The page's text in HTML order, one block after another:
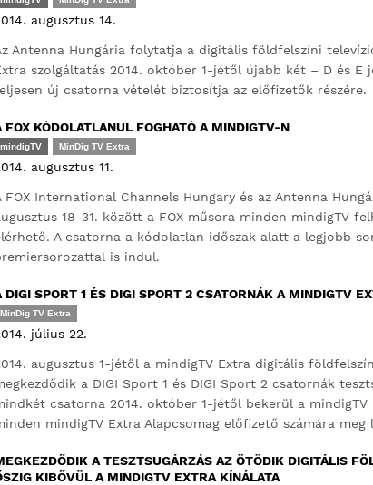
augusztus 14.
Antenna Hungária folytatja a digitális földfelszíni
szolgáltatás 2014. október 1-jétől újabb két – D és E
új csatorna vételét biztosítja az előfizetők részére.
FOX KÓDOLATLANUL FOGHATÓ A MINDIGTV-N
mindigTV MinDig TV Extra
augusztus 11.
FOX International Channels Hungary és az Antenna
18-31. között a FOX műsora minden mindigTV
A csatorna a kódolatlan időszak alatt a legjobb
is indul.
DIGI SPORT 1 ÉS DIGI SPORT 2 CSATORNÁK A MINDIGTV
MinDig TV Extra
július 22.
augusztus 1-jétől a mindigTV Extra digitális
a DIGI Sport 1 és DIGI Sport 2 csatornák
csatorna 2014. október 1-jétől bekerül a
mindigTV Extra Alapcsomag előfizető számára meg
A TESZTSUGÁRZÁS AZ ÖTÖDIK DIGITÁLIS
KIBŐVÜL A MINDIGTV EXTRA KÍNÁLATA